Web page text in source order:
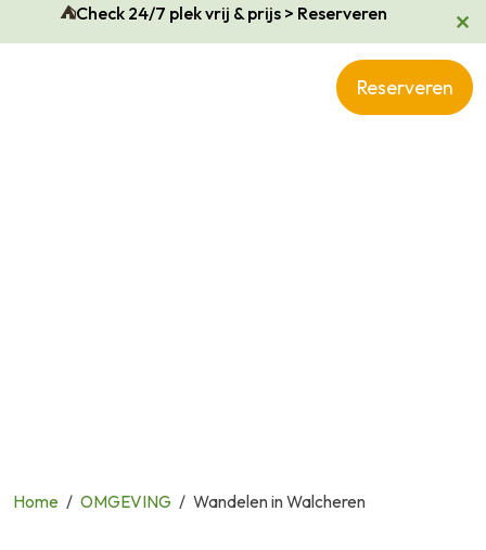
⛺Check 24/7 plek vrij & prijs > Reserveren
Reserveren
Home / OMGEVING / Wandelen in Walcheren